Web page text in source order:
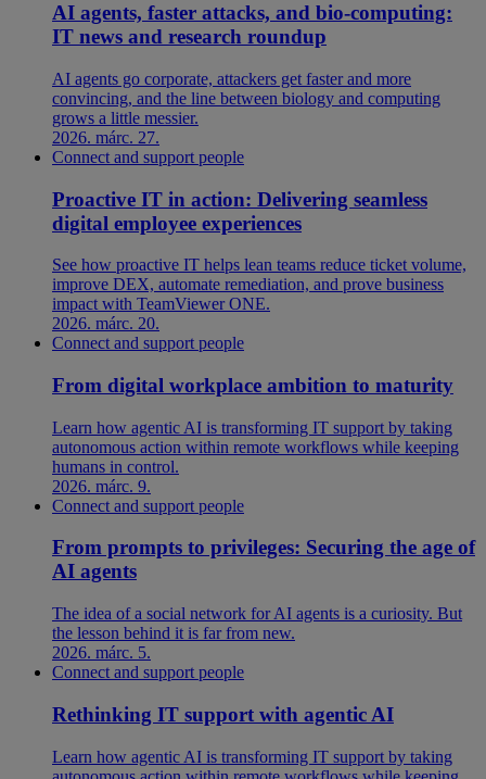
AI agents, faster attacks, and bio-computing:
IT news and research roundup
AI agents go corporate, attackers get faster and more
convincing, and the line between biology and computing
grows a little messier.
2026. márc. 27.
Connect and support people
Proactive IT in action: Delivering seamless
digital employee experiences
See how proactive IT helps lean teams reduce ticket volume,
improve DEX, automate remediation, and prove business
impact with TeamViewer ONE.
2026. márc. 20.
Connect and support people
From digital workplace ambition to maturity
Learn how agentic AI is transforming IT support by taking
autonomous action within remote workflows while keeping
humans in control.
2026. márc. 9.
Connect and support people
From prompts to privileges: Securing the age of
AI agents
The idea of a social network for AI agents is a curiosity. But
the lesson behind it is far from new.
2026. márc. 5.
Connect and support people
Rethinking IT support with agentic AI
Learn how agentic AI is transforming IT support by taking